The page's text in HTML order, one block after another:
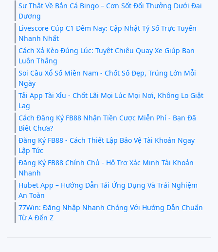
Sự Thật Về Bắn Cá Bingo – Cơn Sốt Đổi Thưởng Dưới Đại
Dương
Livescore Cúp C1 Đêm Nay: Cập Nhật Tỷ Số Trực Tuyến
Nhanh Nhất
Cách Xả Kèo Đúng Lúc: Tuyệt Chiêu Quay Xe Giúp Bạn
Luôn Thắng
Soi Cầu Xổ Số Miền Nam - Chốt Số Đẹp, Trúng Lớn Mỗi
Ngày
Tải App Tài Xỉu - Chốt Lãi Mọi Lúc Mọi Nơi, Không Lo Giật
Lag
Cách Đăng Ký FB88 Nhận Tiền Cược Miễn Phí - Bạn Đã
Biết Chưa?
Đăng Ký FB88 - Cách Thiết Lập Bảo Vệ Tài Khoản Ngay
Lập Tức
Đăng Ký FB88 Chính Chủ - Hỗ Trợ Xác Minh Tài Khoản
Nhanh
Hubet App – Hướng Dẫn Tải Ứng Dụng Và Trải Nghiệm
An Toàn
77Win: Đăng Nhập Nhanh Chóng Với Hướng Dẫn Chuẩn
Từ A Đến Z